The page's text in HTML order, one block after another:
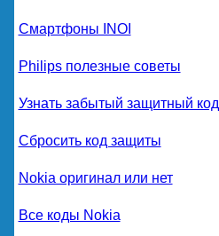
Смартфоны INOI
Philips полезные советы
Узнать забытый защитный код
Сбросить код защиты
Nokia оригинал или нет
Все коды Nokia